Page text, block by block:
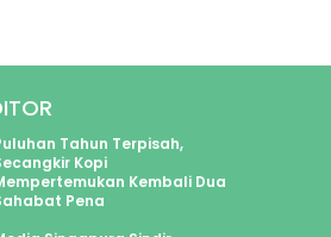
Tahun Terpisah,
Kopi
Kembali Dua
Pena